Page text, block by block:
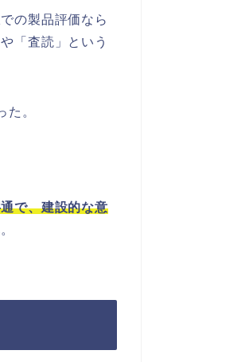
の製品評価なら
「査読」という
た。
で、建設的な意